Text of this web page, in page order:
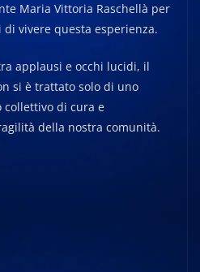
Maria Vittoria Raschellà per
vivere questa esperienza.
applausi e occhi lucidi, il
si è trattato solo di uno
collettivo di cura e
della nostra comunità.